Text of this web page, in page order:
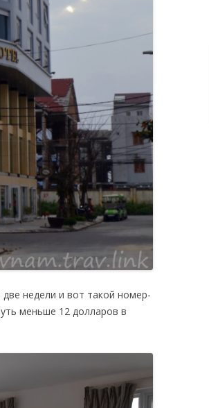
недели и вот такой номер-
меньше 12 долларов в